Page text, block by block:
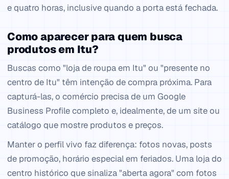
e quatro horas, inclusive quando a porta está fechada.
Como aparecer para quem busca
produtos em Itu?
Buscas como "loja de roupa em Itu" ou "presente no
centro de Itu" têm intenção de compra próxima. Para
capturá-las, o comércio precisa de um Google
Business Profile completo e, idealmente, de um site ou
catálogo que mostre produtos e preços.
Manter o perfil vivo faz diferença: fotos novas, posts
de promoção, horário especial em feriados. Uma loja do
centro histórico que sinaliza "aberta agora" com fotos